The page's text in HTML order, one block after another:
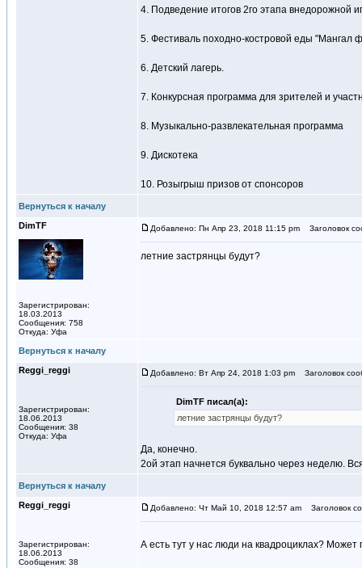
4. Подведение итогов 2го этапа внедорожной
5. Фестиваль походно-костровой еды "Мангал
6. Детский лагерь.
7. Конкурсная программа для зрителей и
8. Музыкально-развлекательная программа
9. Дискотека
10. Розыгрыш призов от спонсоров
Вернуться к началу
DimTF
Зарегистрирован:
18.03.2013
Сообщения: 758
Откуда: Уфа
Добавлено: Пн Апр 23, 2018 11:15 pm Заголовок
летние застрянцы будут?
Вернуться к началу
Reggi_reggi
Зарегистрирован:
18.06.2013
Сообщения: 38
Откуда: Уфа
Добавлено: Вт Апр 24, 2018 1:03 pm Заголовок
DimTF писал(а):
летние застрянцы будут?
Да, конечно.
2ой этап начнется буквально через неделю.
Вернуться к началу
Reggi_reggi
Зарегистрирован:
18.06.2013
Сообщения: 38
Добавлено: Чт Май 10, 2018 12:57 am Заголовок
А есть тут у нас люди на квадроциклах? Может